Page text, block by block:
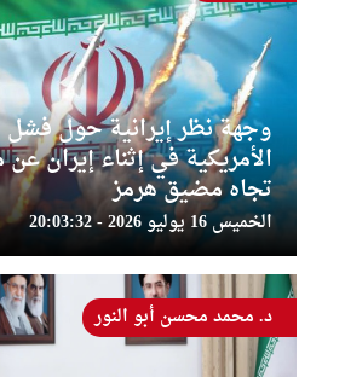
وجهة نظر إيرانية حول فشل
الأمريكية في إثناء إيران عن
تجاه مضيق هرمز
الخميس 16 يوليو 2026 - 20:03:32
د. محمد محسن أبو النور